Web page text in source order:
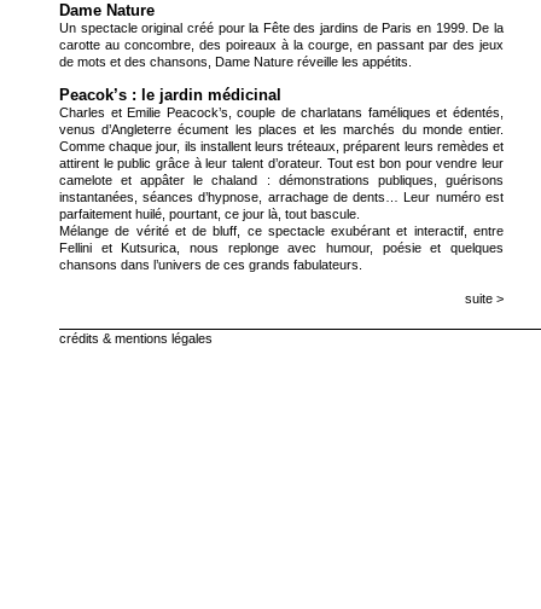
Dame Nature
Un spectacle original créé pour la Fête des jardins de Paris en 1999. De la
carotte au concombre, des poireaux à la courge, en passant par des jeux
de mots et des chansons, Dame Nature réveille les appétits.
Peacok’s : le jardin médicinal
Charles et Emilie Peacock’s, couple de charlatans faméliques et édentés,
venus d’Angleterre écument les places et les marchés du monde entier.
Comme chaque jour, ils installent leurs tréteaux, préparent leurs remèdes et
attirent le public grâce à leur talent d’orateur. Tout est bon pour vendre leur
camelote et appâter le chaland : démonstrations publiques, guérisons
instantanées, séances d’hypnose, arrachage de dents… Leur numéro est
parfaitement huilé, pourtant, ce jour là, tout bascule.
Mélange de vérité et de bluff, ce spectacle exubérant et interactif, entre
Fellini et Kutsurica, nous replonge avec humour, poésie et quelques
chansons dans l’univers de ces grands fabulateurs.
suite >
crédits & mentions légales